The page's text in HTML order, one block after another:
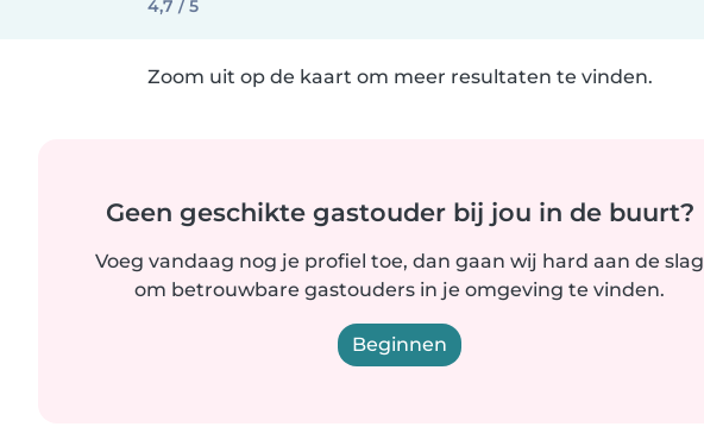
4,7 / 5
Zoom uit op de kaart om meer resultaten te vinden.
Geen geschikte gastouder bij jou in de buurt?
Voeg vandaag nog je profiel toe, dan gaan wij hard aan de slag
om betrouwbare gastouders in je omgeving te vinden.
Beginnen